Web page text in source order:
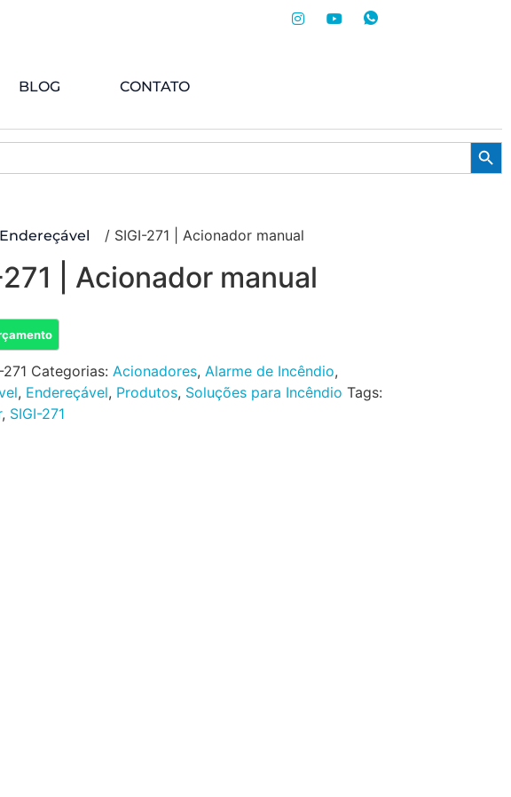
BLOG CONTATO
Endereçável / SIGI-271 | Acionador manual
| Acionador manual
271 Categorias: Acionadores, Alarme de Incêndio,
, Endereçável, Produtos, Soluções para Incêndio Tags:
, SIGI-271